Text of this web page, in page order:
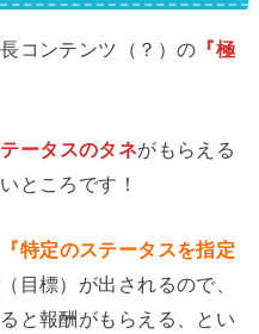
コンテンツ（？）の 『極
ータスのタネがもらえる
ところです！
『特定のステータスを指定
目標）が出されるので、
と報酬がもらえる、とい